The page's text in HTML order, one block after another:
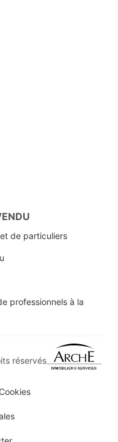
de particuliers
professionnels à la
réservés